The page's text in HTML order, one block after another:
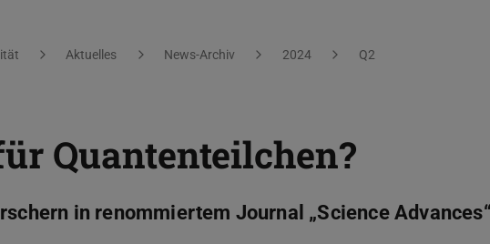
Aktuelles News-Archiv 2024 Q2
Quantenteilchen?
in renommiertem Journal „Science Advances“